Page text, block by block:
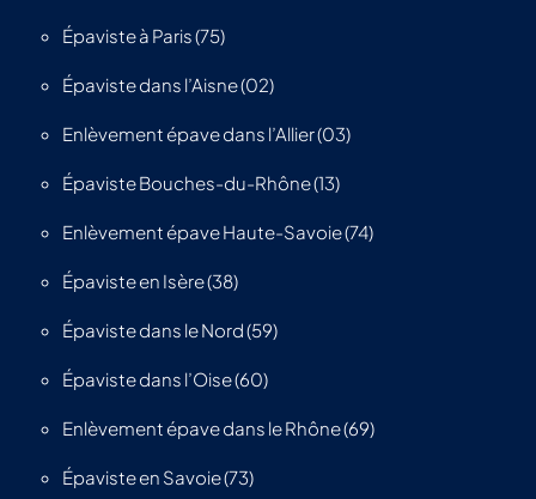
Épaviste à Paris (75)
Épaviste dans l’Aisne (02)
Enlèvement épave dans l’Allier (03)
Épaviste Bouches-du-Rhône (13)
Enlèvement épave Haute-Savoie (74)
Épaviste en Isère (38)
Épaviste dans le Nord (59)
Épaviste dans l’Oise (60)
Enlèvement épave dans le Rhône (69)
Épaviste en Savoie (73)